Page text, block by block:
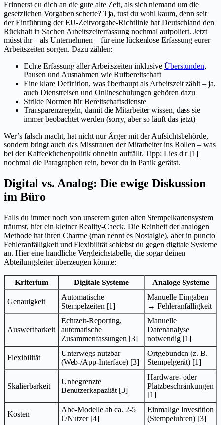
Erinnerst du dich an die gute alte Zeit, als sich niemand um die
gesetzlichen Vorgaben scherte? Tja, tust du wohl kaum, denn seit
der Einführung der EU-Zeitvorgabe-Richtlinie hat Deutschland den
Rückhalt in Sachen Arbeitszeiterfassung nochmal aufpoliert. Jetzt
müsst ihr – als Unternehmen – für eine lückenlose Erfassung eurer
Arbeitszeiten sorgen. Dazu zählen:
Echte Erfassung aller Arbeitszeiten inklusive Überstunden,
Pausen und Ausnahmen wie Rufbereitschaft
Eine klare Definition, was überhaupt als Arbeitszeit zählt – ja,
auch Dienstreisen und Onlineschulungen gehören dazu
Strikte Normen für Bereitschaftsdienste
Transparenzregeln, damit die Mitarbeiter wissen, dass sie
immer beobachtet werden (sorry, aber so läuft das jetzt)
Wer’s falsch macht, hat nicht nur Ärger mit der Aufsichtsbehörde,
sondern bringt auch das Misstrauen der Mitarbeiter ins Rollen – was
bei der Kaffeeküchenpolitik ohnehin auffällt. Tipp: Lies dir [1]
nochmal die Paragraphen rein, bevor du in Panik gerätst.
Digital vs. Analog: Die ewige Diskussion
im Büro
Falls du immer noch von unserem guten alten Stempelkartensystem
träumst, hier ein kleiner Reality-Check. Die Reinheit der analogen
Methode hat ihren Charme (man nennt es Nostalgie), aber in puncto
Fehleranfälligkeit und Flexibilität schiebst du gegen digitale Systeme
an. Hier eine handliche Vergleichstabelle, die sogar deinen
Abteilungsleiter überzeugen könnte:
Kriterium Digitale Systeme Analoge Systeme
Genauigkeit
Automatische
Stempelzeiten [1]
Manuelle Eingaben
→ Fehleranfälligkeit
Auswertbarkeit
Echtzeit-Reporting,
automatische
Zusammenfassungen [3]
Manuelle
Datenanalyse
notwendig [1]
Flexibilität
Unterwegs nutzbar
(Web-/App-Interface) [3]
Ortgebunden (z. B.
Stempelgerät) [1]
Skalierbarkeit
Unbegrenzte
Benutzerkapazität [3]
Hardware- oder
Platzbeschränkungen
[1]
Kosten
Abo-Modelle ab ca. 2-5
€/Nutzer [4]
Einmalige Investition
(Stempeluhren) [3]